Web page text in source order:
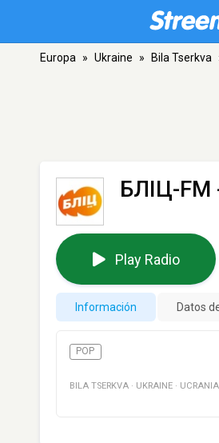
Europa » Ukraine » Bila Tserkva
БЛІЦ-FM
Play Radio
Información Datos
POP
BILA TSERKVA · UKRAINE ·